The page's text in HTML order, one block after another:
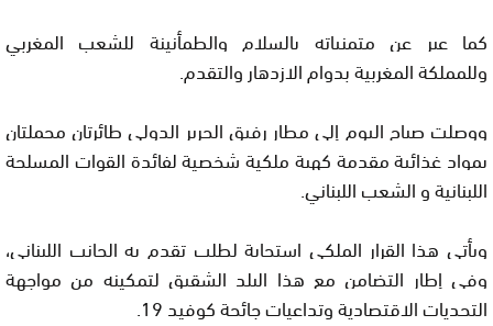
كما عبر عن متمنياته بالسلام والطمأنينة للشعب المغربي
وللمملكة المغربية بدوام الازدهار والتقدم.
ووصلت صباح اليوم إلى مطار رفيق الحرير الدولي طائرتان محملتان
بمواد غذائية مقدمة كهبة ملكية شخصية لفائدة القوات المسلحة
اللبنانية و الشعب اللبناني.
ويأتي هذا القرار الملكي استجابة لطلب تقدم به الجانب اللبناني،
وفي إطار التضامن مع هذا البلد الشقيق لتمكينه من مواجهة
التحديات الاقتصادية وتداعيات جائحة كوفيد 19.